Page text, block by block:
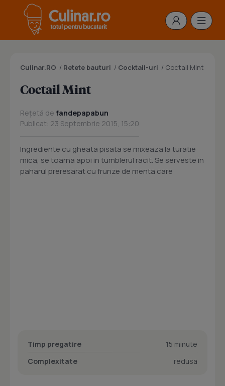
Culinar.RO / Retete bauturi / Cocktail-uri / Coctail Mint
Coctail Mint
Rețetă de fandepapabun
Publicat: 23 Septembrie 2015, 15:20
Ingrediente cu gheata pisata se mixeaza la turatie
mica, se toarna apoi in tumblerul racit. Se serveste in
paharul preresarat cu frunze de menta care
Timp pregatire
15 minute
Complexitate
redusa